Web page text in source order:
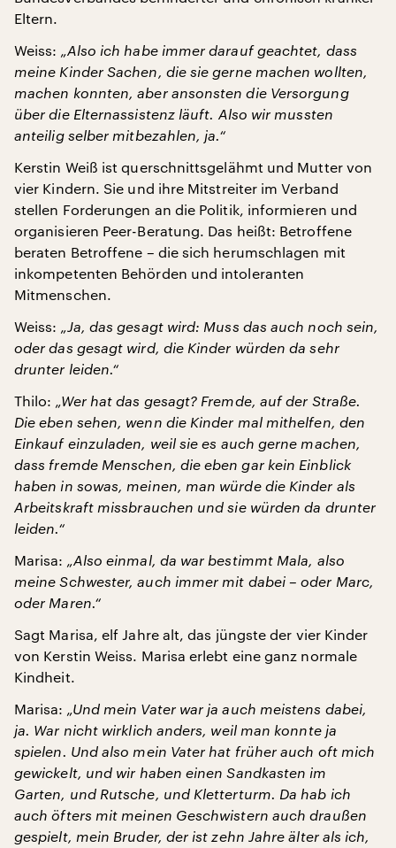
Eltern.
Weiss: „Also ich habe immer darauf geachtet, dass
meine Kinder Sachen, die sie gerne machen wollten,
machen konnten, aber ansonsten die Versorgung
über die Elternassistenz läuft. Also wir mussten
anteilig selber mitbezahlen, ja.“
Kerstin Weiß ist querschnittsgelähmt und Mutter von
vier Kindern. Sie und ihre Mitstreiter im Verband
stellen Forderungen an die Politik, informieren und
organisieren Peer-Beratung. Das heißt: Betroffene
beraten Betroffene – die sich herumschlagen mit
inkompetenten Behörden und intoleranten
Mitmenschen.
Weiss: „Ja, das gesagt wird: Muss das auch noch sein,
oder das gesagt wird, die Kinder würden da sehr
drunter leiden.“
Thilo: „Wer hat das gesagt? Fremde, auf der Straße.
Die eben sehen, wenn die Kinder mal mithelfen, den
Einkauf einzuladen, weil sie es auch gerne machen,
dass fremde Menschen, die eben gar kein Einblick
haben in sowas, meinen, man würde die Kinder als
Arbeitskraft missbrauchen und sie würden da drunter
leiden.“
Marisa: „Also einmal, da war bestimmt Mala, also
meine Schwester, auch immer mit dabei – oder Marc,
oder Maren.“
Sagt Marisa, elf Jahre alt, das jüngste der vier Kinder
von Kerstin Weiss. Marisa erlebt eine ganz normale
Kindheit.
Marisa: „Und mein Vater war ja auch meistens dabei,
ja. War nicht wirklich anders, weil man konnte ja
spielen. Und also mein Vater hat früher auch oft mich
gewickelt, und wir haben einen Sandkasten im
Garten, und Rutsche, und Kletterturm. Da hab ich
auch öfters mit meinen Geschwistern auch draußen
gespielt, mein Bruder, der ist zehn Jahre älter als ich,